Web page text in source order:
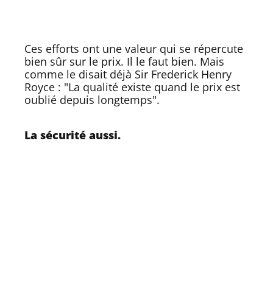
Ces efforts ont une valeur qui se répercute
bien sûr sur le prix. Il le faut bien. Mais
comme le disait déjà Sir Frederick Henry
Royce : "La qualité existe quand le prix est
oublié depuis longtemps".
La sécurité aussi.